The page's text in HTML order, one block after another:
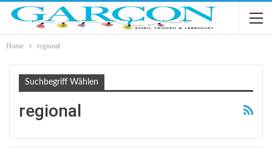
Home regional
Suchbegriff Wählen
regional